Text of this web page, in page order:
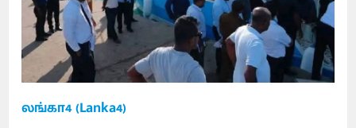
லங்கா4 (Lanka4)